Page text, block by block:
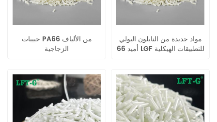
حبيبات PA66 من الألياف
الزجاجية
مواد جديدة من النايلون البولي
أميد 66 LGF للتطبيقات الهيكلية